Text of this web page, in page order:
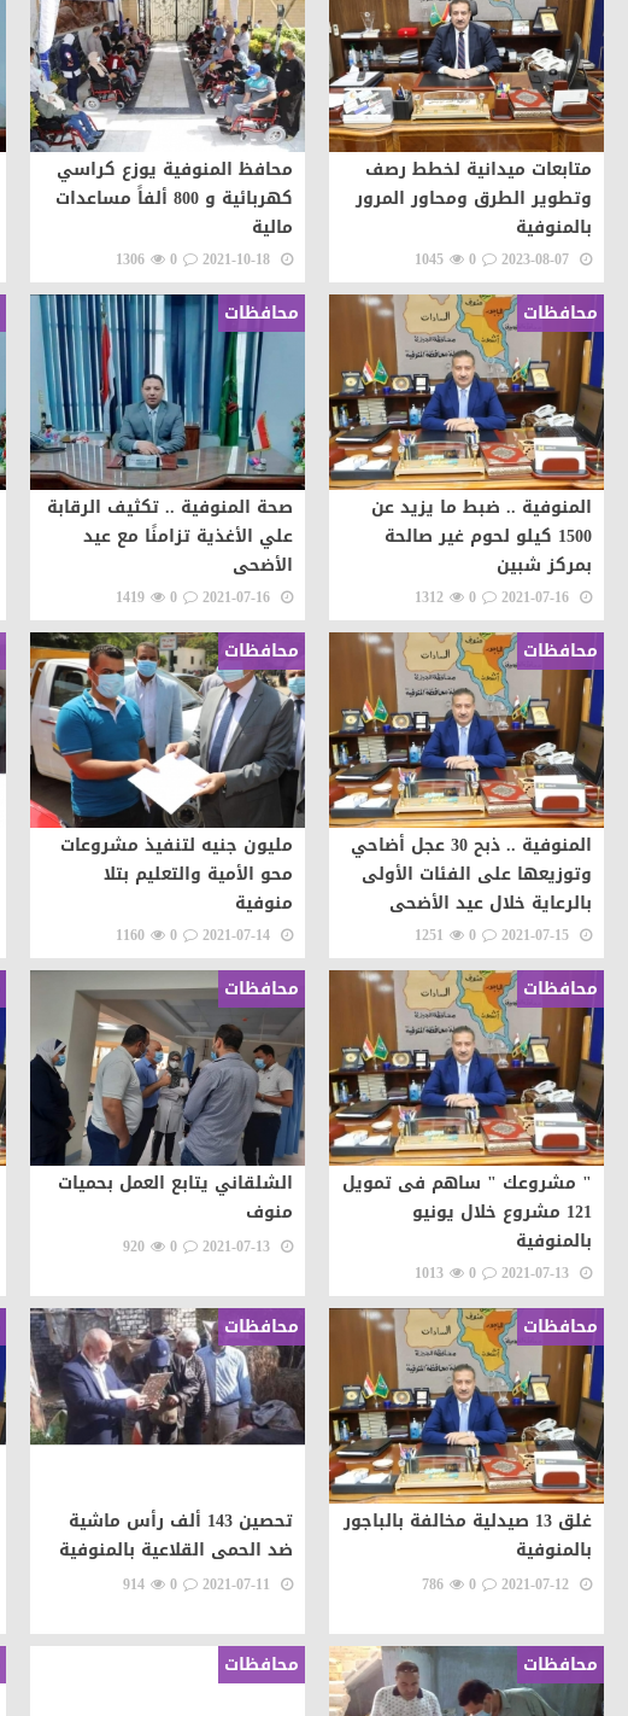
متابعات ميدانية لخطط رصف
وتطوير الطرق ومحاور المرور
بالمنوفية
2023-08-07
0
1045
محافظ المنوفية يوزع كراسي
كهربائية و 800 ألفاً مساعدات
مالية
2021-10-18
0
1306
محافظات
المنوفية .. ضبط ما يزيد عن
1500 كيلو لحوم غير صالحة
بمركز شبين
2021-07-16
0
1312
محافظات
صحة المنوفية .. تكثيف الرقابة
علي الأغذية تزامنًا مع عيد
الأضحى
2021-07-16
0
1419
محافظات
المنوفية .. ذبح 30 عجل أضاحي
وتوزيعها على الفئات الأولى
بالرعاية خلال عيد الأضحى
2021-07-15
0
1251
محافظات
مليون جنيه لتنفيذ مشروعات
محو الأمية والتعليم بتلا
منوفية
2021-07-14
0
1160
محافظات
" مشروعك " ساهم فى تمويل
121 مشروع خلال يونيو
بالمنوفية
2021-07-13
0
1013
محافظات
الشلقاني يتابع العمل بحميات
منوف
2021-07-13
0
920
محافظات
غلق 13 صيدلية مخالفة بالباجور
بالمنوفية
2021-07-12
0
786
محافظات
تحصين 143 ألف رأس ماشية
ضد الحمى القلاعية بالمنوفية
0
914
محافظات محافظات